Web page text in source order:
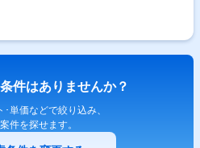
件のご紹介をさせて頂きます。 弊社は
件はありませんか？
単価などで絞り込み、
件を探せます。